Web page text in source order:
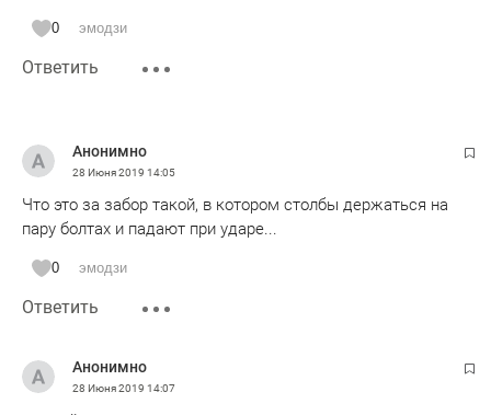
0 эмодзи
Ответить
Анонимно
28 Июня 2019 14:05
Что это за забор такой, в котором столбы держаться на
пару болтах и падают при ударе...
0 эмодзи
Ответить
Анонимно
28 Июня 2019 14:07